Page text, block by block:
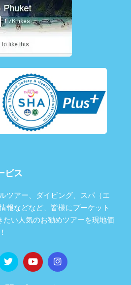
ビス
ツアー、ダイビング、スパ（エ
報などなど、皆様にプーケット
たい人気のお勧めツアーを現地価